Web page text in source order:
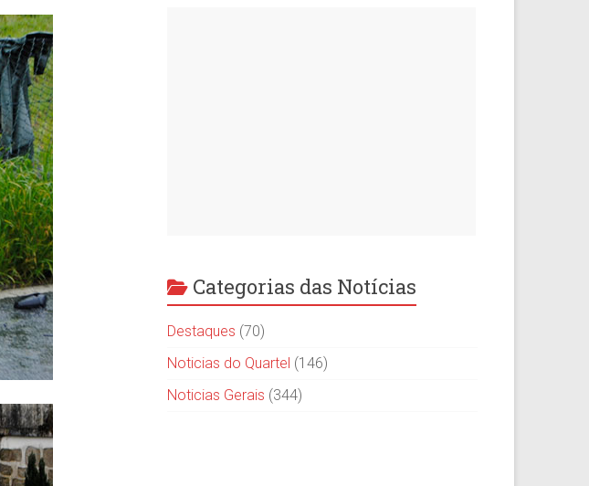
Categorias das Notícias
Destaques (70)
Noticias do Quartel (146)
Noticias Gerais (344)